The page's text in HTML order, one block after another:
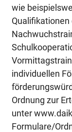
wie
individuellen
Ordnung zur
unter
Formulare/